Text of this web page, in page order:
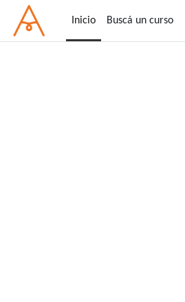
Salta al contenido principal
Inicio Buscá un curso